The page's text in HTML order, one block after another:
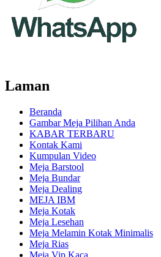
Laman
Beranda
Gambar Meja Pilihan Anda
KABAR TERBARU
Kontak Kami
Kumpulan Video
Meja Barstool
Meja Bundar
Meja Dealing
MEJA IBM
Meja Kotak
Meja Lesehan
Meja Melamin Kotak Minimalis
Meja Rias
Meja Vip Kaca